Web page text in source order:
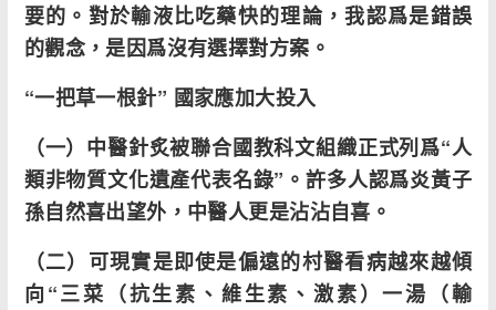
要的。對於輸液比吃藥快的理論，我認爲是錯誤
的觀念，是因爲沒有選擇對方案。
“一把草一根針” 國家應加大投入
（一）中醫針炙被聯合國教科文組織正式列爲“人
類非物質文化遺產代表名錄”。許多人認爲炎黃子
孫自然喜出望外，中醫人更是沾沾自喜。
（二）可現實是即使是偏遠的村醫看病越來越傾
向“三菜（抗生素、維生素、激素）一湯（輸